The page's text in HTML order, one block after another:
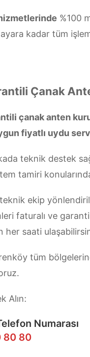
%100
kadar tüm
Çanak
çanak anten
fiyatlı uydu
teknik destek
tamiri
ekip
faturalı ve
her saati
tüm
Alın:
Numarası
80 80